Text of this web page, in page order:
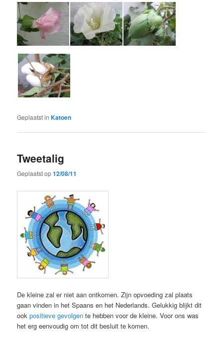
Geplaatst in Katoen
Tweetalig
Geplaatst op12/08/11
De kleine zal er niet aan ontkomen. Zijn opvoeding zal plaats
gaan vinden in het Spaans en het Nederlands. Gelukkig blijkt dit
ookpositieve gevolgen te hebben voor de kleine. Voor ons was
het erg eenvoudig om tot dit besluit te komen.